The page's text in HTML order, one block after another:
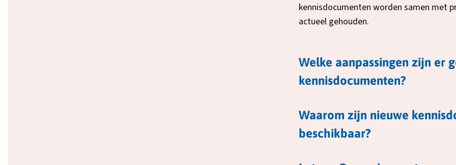
kennisdocumenten worden samen met
actueel gehouden.
Welke aanpassingen zijn er
kennisdocumenten?
Waarom zijn nieuwe
beschikbaar?